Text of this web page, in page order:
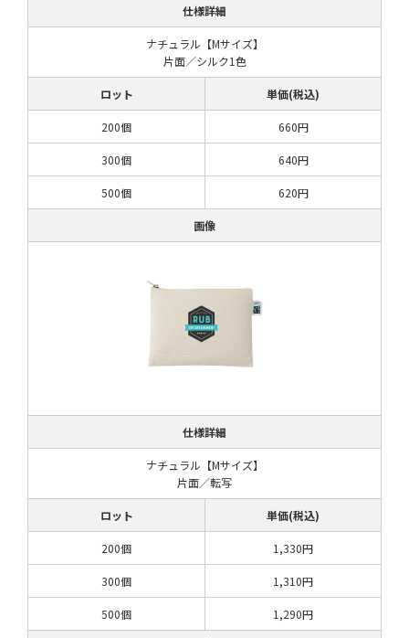
仕様詳細
ナチュラル【Mサイズ】
片面／シルク1色
ロット 単価(税込)
200個 660円
300個 640円
500個 620円
画像
仕様詳細
ナチュラル【Mサイズ】
片面／転写
ロット 単価(税込)
200個 1,330円
300個 1,310円
500個 1,290円